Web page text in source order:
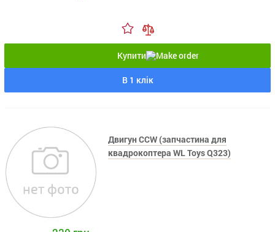
Купити
В 1 клік
Двигун CCW (запчастина для
квадрокоптера WL Toys Q323)